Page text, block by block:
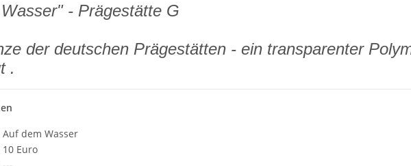
- Prägestätte G
der deutschen Prägestätten - ein transparenter
.
Auf dem Wasser
10 Euro